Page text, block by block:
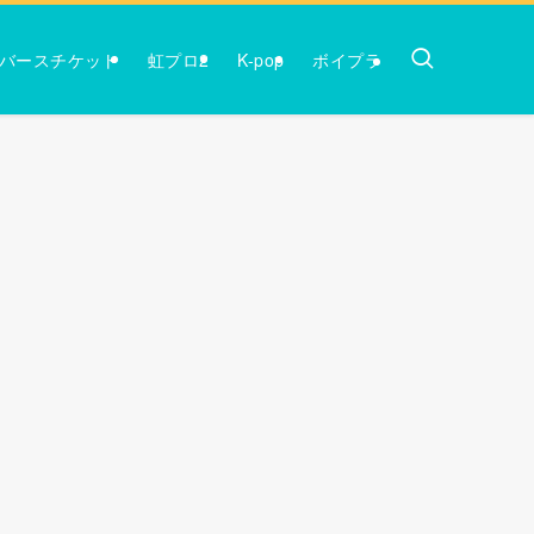
ースチケット 虹プロ2 K-pop ボイプラ